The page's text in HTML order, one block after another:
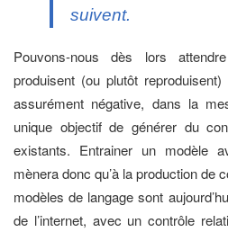
suivent.
Pouvons-nous dès lors
produisent (ou plutôt
assurément négative, dans la
unique objectif de générer du
existants. Entrainer un modèle
mènera donc qu’à la production de
modèles de langage sont
de l’internet, avec un contrôle